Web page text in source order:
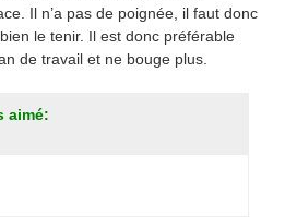
Il n’a pas de poignée, il faut donc
le tenir. Il est donc préférable
de travail et ne bouge plus.
aimé: